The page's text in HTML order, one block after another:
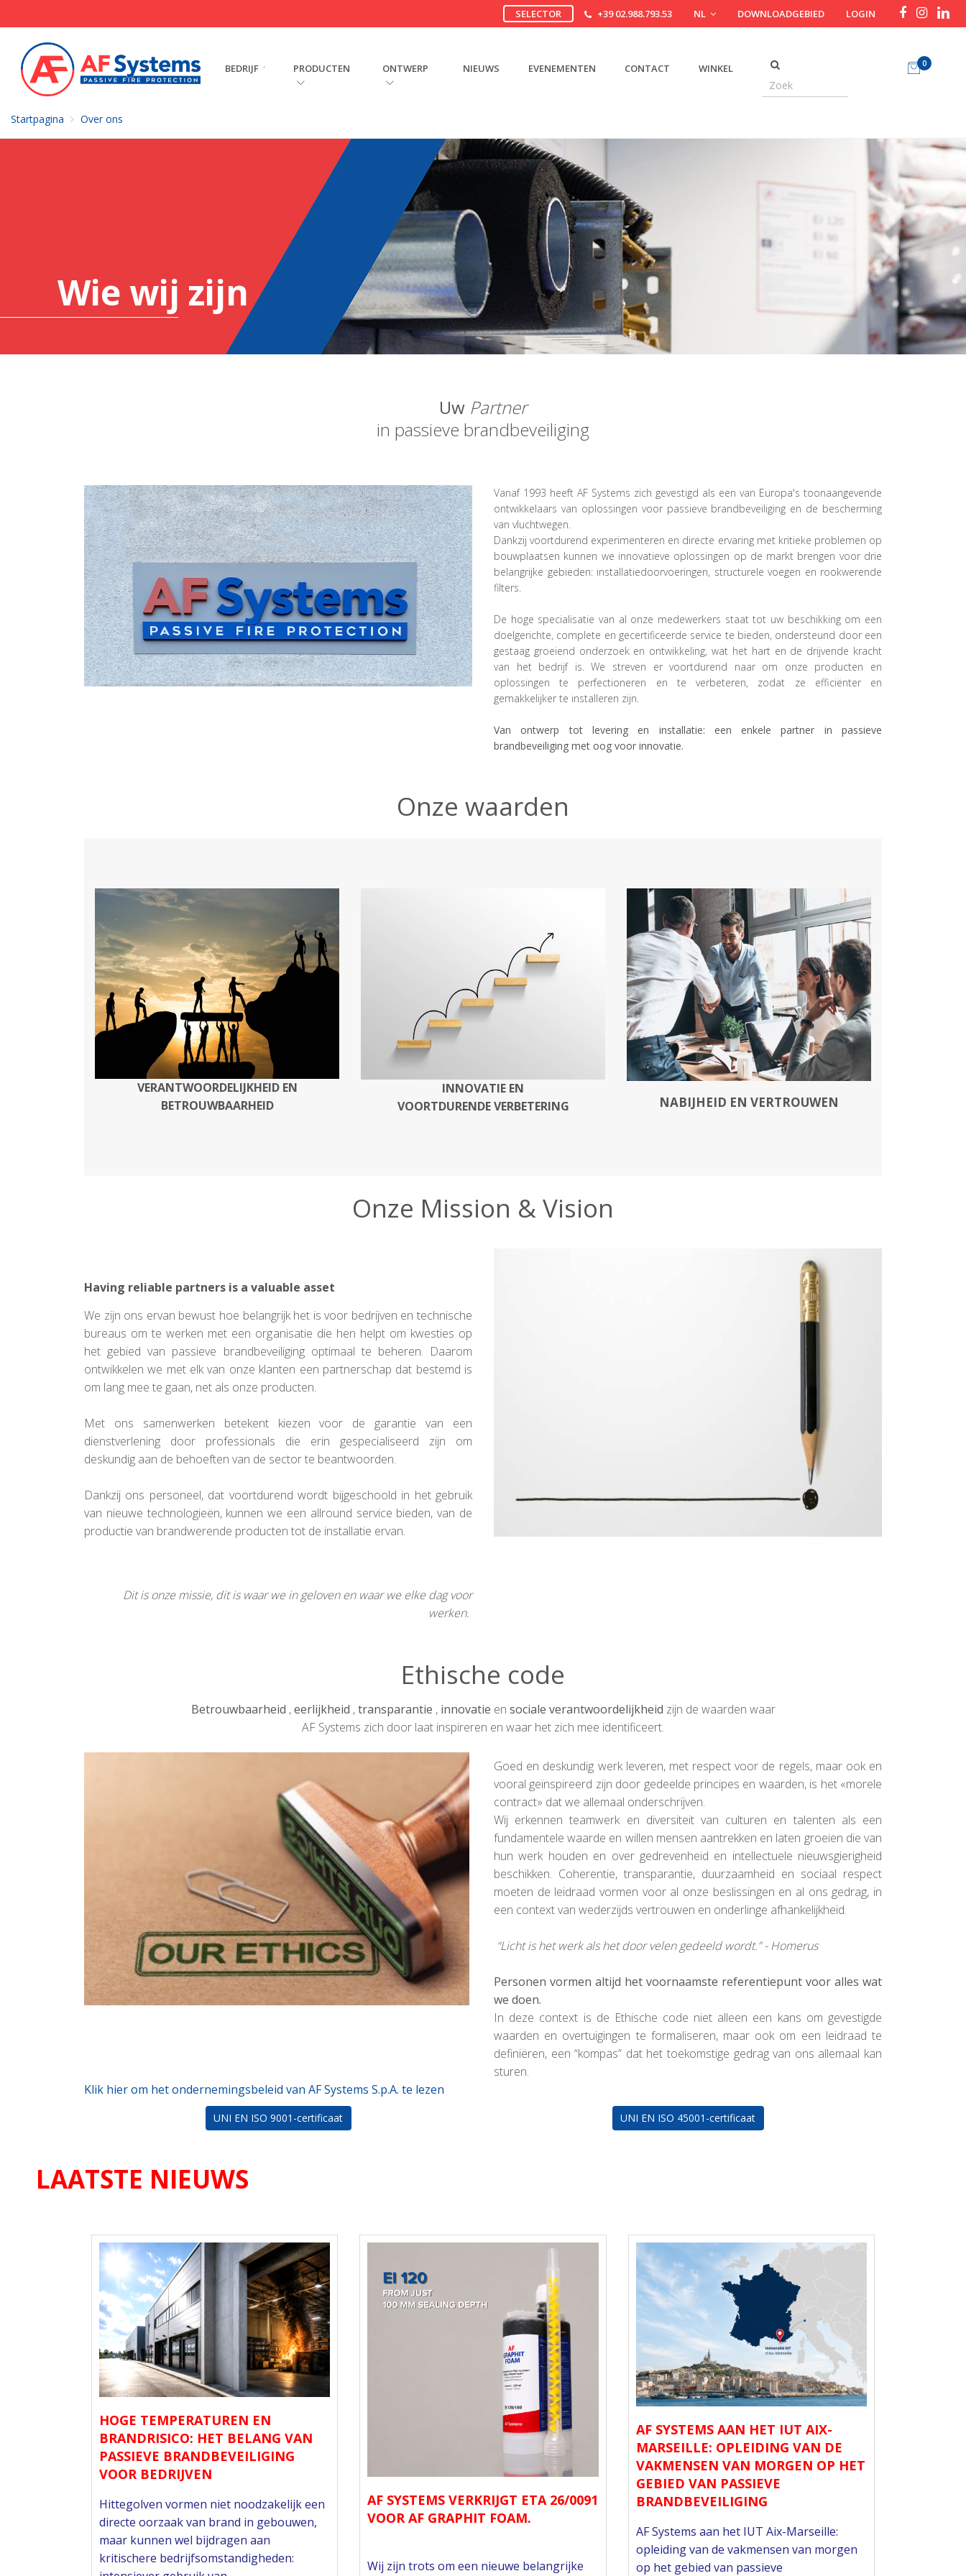
SELECTOR +39 02.988.793.53 NL DOWNLOADGEBIED LOGIN
BEDRIJF PRODUCTEN ONTWERP NIEUWS EVENEMENTEN CONTACT WINKEL 0
Startpagina Over ons
Wie wij zijn
Uw Partner
in passieve brandbeveiliging
Vanaf 1993 heeft AF Systems zich gevestigd als een van Europa's toonaangevende
ontwikkelaars van oplossingen voor passieve brandbeveiliging en de bescherming
van vluchtwegen.
Dankzij voortdurend experimenteren en directe ervaring met kritieke problemen op
bouwplaatsen kunnen we innovatieve oplossingen op de markt brengen voor drie
belangrijke gebieden: installatiedoorvoeringen, structurele voegen en rookwerende
filters.
De hoge specialisatie van al onze medewerkers staat tot uw beschikking om een
doelgerichte, complete en gecertificeerde service te bieden, ondersteund door een
gestaag groeiend onderzoek en ontwikkeling, wat het hart en de drijvende kracht
van het bedrijf is. We streven er voortdurend naar om onze producten en
oplossingen te perfectioneren en te verbeteren, zodat ze efficiënter en
gemakkelijker te installeren zijn.
Van ontwerp tot levering en installatie: een enkele partner in passieve
brandbeveiliging met oog voor innovatie.
Onze waarden
VERANTWOORDELIJKHEID EN
BETROUWBAARHEID
INNOVATIE EN
VOORTDURENDE VERBETERING
NABIJHEID EN VERTROUWEN
Onze Mission & Vision
Having reliable partners is a valuable asset
We zijn ons ervan bewust hoe belangrijk het is voor bedrijven en technische
bureaus om te werken met een organisatie die hen helpt om kwesties op
het gebied van passieve brandbeveiliging optimaal te beheren. Daarom
ontwikkelen we met elk van onze klanten een partnerschap dat bestemd is
om lang mee te gaan, net als onze producten.
Met ons samenwerken betekent kiezen voor de garantie van een
dienstverlening door professionals die erin gespecialiseerd zijn om
deskundig aan de behoeften van de sector te beantwoorden.
Dankzij ons personeel, dat voortdurend wordt bijgeschoold in het gebruik
van nieuwe technologieën, kunnen we een allround service bieden, van de
productie van brandwerende producten tot de installatie ervan.
Dit is onze missie, dit is waar we in geloven en waar we elke dag voor
werken.
Ethische code
Betrouwbaarheid ,eerlijkheid ,transparantie , innovatie en sociale verantwoordelijkheid zijn de waarden waar
AF Systems zich door laat inspireren en waar het zich mee identificeert.
Goed en deskundig werk leveren, met respect voor de regels, maar ook en
vooral geïnspireerd zijn door gedeelde principes en waarden, is het «morele
contract» dat we allemaal onderschrijven.
Wij erkennen teamwerk en diversiteit van culturen en talenten als een
fundamentele waarde en willen mensen aantrekken en laten groeien die van
hun werk houden en over gedrevenheid en intellectuele nieuwsgierigheid
beschikken. Coherentie, transparantie, duurzaamheid en sociaal respect
moeten de leidraad vormen voor al onze beslissingen en al ons gedrag, in
een context van wederzijds vertrouwen en onderlinge afhankelijkheid.
“Licht is het werk als het door velen gedeeld wordt.” - Homerus
Personen vormen altijd het voornaamste referentiepunt voor alles wat
we doen.
In deze context is de Ethische code niet alleen een kans om gevestigde
waarden en overtuigingen te formaliseren, maar ook om een leidraad te
definiëren, een “kompas” dat het toekomstige gedrag van ons allemaal kan
sturen.
Klik hier om het ondernemingsbeleid van AF Systems S.p.A. te lezen
UNI EN ISO 9001-certificaat UNI EN ISO 45001-certificaat
LAATSTE NIEUWS
HOGE TEMPERATUREN EN
BRANDRISICO: HET BELANG VAN
PASSIEVE BRANDBEVEILIGING
VOOR BEDRIJVEN
Hittegolven vormen niet noodzakelijk een
directe oorzaak van brand in gebouwen,
maar kunnen wel bijdragen aan
kritischere bedrijfsomstandigheden:
AF SYSTEMS VERKRIJGT ETA 26/0091
VOOR AF GRAPHIT FOAM.
Wij zijn trots om een nieuwe belangrijke
AF SYSTEMS AAN HET IUT AIX-
MARSEILLE: OPLEIDING VAN DE
VAKMENSEN VAN MORGEN OP HET
GEBIED VAN PASSIEVE
BRANDBEVEILIGING
AF Systems aan het IUT Aix-Marseille:
opleiding van de vakmensen van morgen
op het gebied van passieve